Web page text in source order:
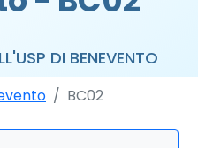
DI BENEVENTO
BC02